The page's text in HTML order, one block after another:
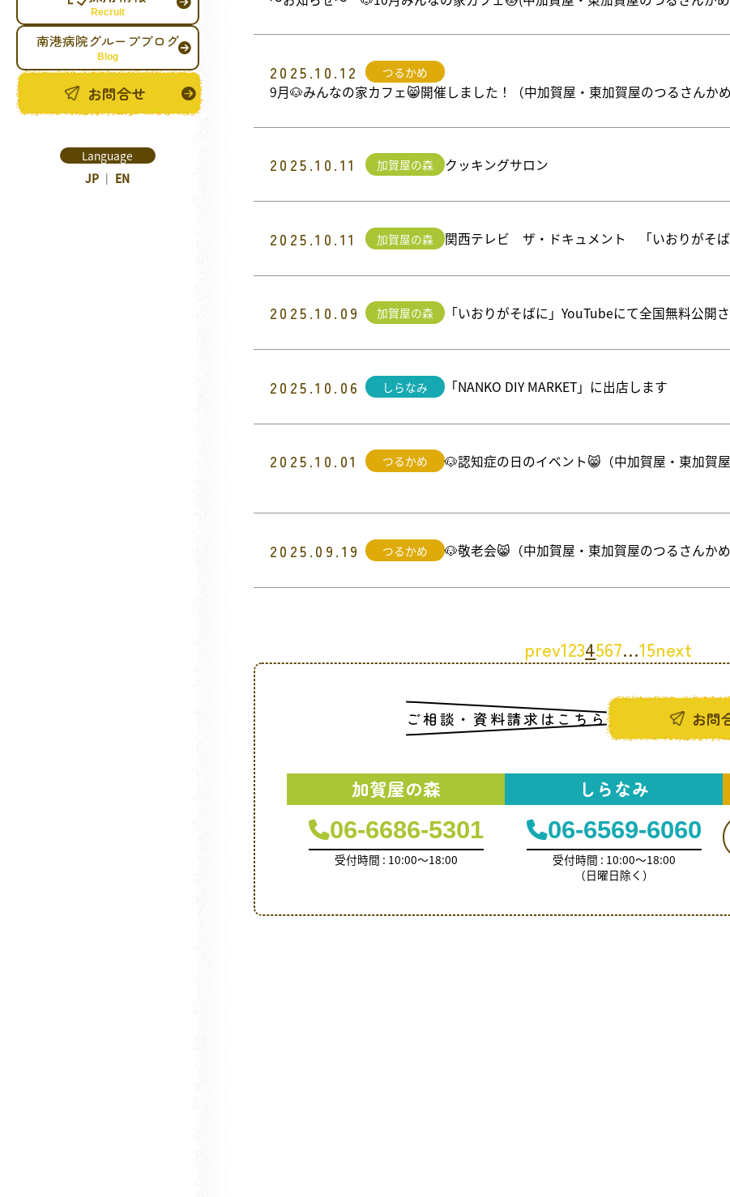
Recruit
南港病院グループブログ
Blog
お問合せ
Language
JP ｜ EN
2025.10.12 つるかめ
9月🐶みんなの家カフェ😸開催しました！（中加賀屋・東加賀屋のつるさんか
2025.10.11 加賀屋の森 クッキングサロン
2025.10.11 加賀屋の森 関西テレビ ザ・ドキュメント 「いおりがそば
2025.10.09 加賀屋の森 「いおりがそばに」YouTubeにて全国無料公開
2025.10.06 しらなみ 「NANKO DIY MARKET」に出店します
2025.10.01 つるかめ 🐶認知症の日のイベント😸（中加賀屋・東加賀
2025.09.19 つるかめ 🐶敬老会😸（中加賀屋・東加賀屋のつるさんか
prev1234567…15next
ご相談・資料請求はこちら お問
加賀屋の森
06-6686-5301
受付時間 : 10:00～18:00
しらなみ
06-6569-6060
受付時間 : 10:00～18:00
（日曜日除く）